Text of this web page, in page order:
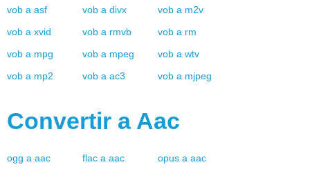
vob a asf vob a divx vob a m2v
vob a xvid vob a rmvb vob a rm
vob a mpg vob a mpeg vob a wtv
vob a mp2 vob a ac3 vob a mjpeg
Convertir a Aac
ogg a aac flac a aac opus a aac